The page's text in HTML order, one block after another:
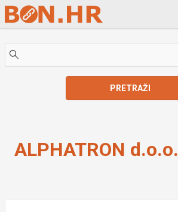
Skip to Main Content
PRETRAŽI
ALPHATRON d.o.o.